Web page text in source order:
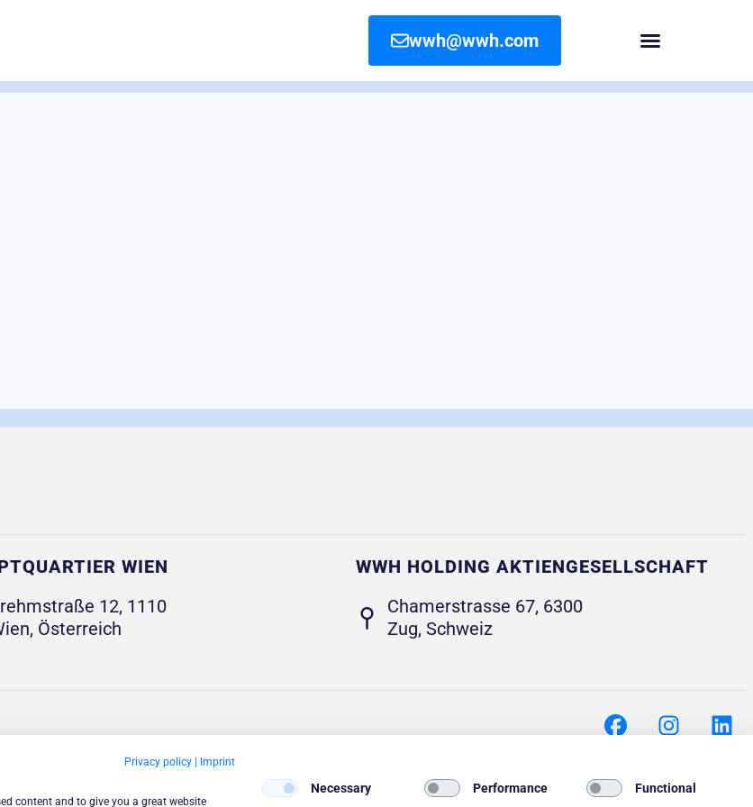
wwh@wwh.com
WIEN
12, 1110
Österreich
WWH HOLDING AKTIENGESELLSCHAFT
Chamerstrasse 67, 6300
Zug, Schweiz
F
a
e
I
n
t
L
i
Sitemap Datenschutzbestimmungen
Impressum
Privacy policy Imprint
content and to give you a great website
Necessary Performance Functional